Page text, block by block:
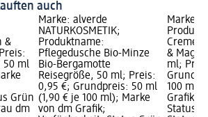
auch
&
50 ml
Grün
dm
Marke: alverde
NATURKOSMETIK;
Produktname:
Pflegedusche Bio-Minze
Bio-Bergamotte
Reisegröße, 50 ml; Preis:
0,95 €; Grundpreis: 50 ml
(1,90 € je 100 ml); Marke
von dm Grafik;
Marke:
&
ml;
100 ml);
Grafik;
Status